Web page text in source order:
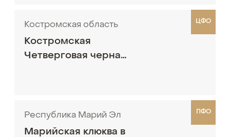
Костромская
Четверговая черная
Костромская область ЦФО
Марийская клюква в
Республика Марий Эл ПФО